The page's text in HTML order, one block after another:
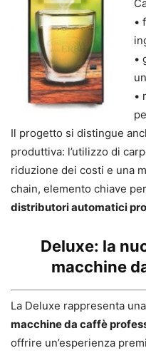
•
•
•
Il progetto si distingue
produttiva: l’utilizzo di
riduzione dei costi e una
chain, elemento chiave
distributori automatici
Deluxe: la
macchine
La Deluxe rappresenta
macchine da caffè
offrire un’esperienza